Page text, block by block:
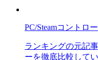
PC/Steamコントロ
ランキングの元記
ーを徹底比較して